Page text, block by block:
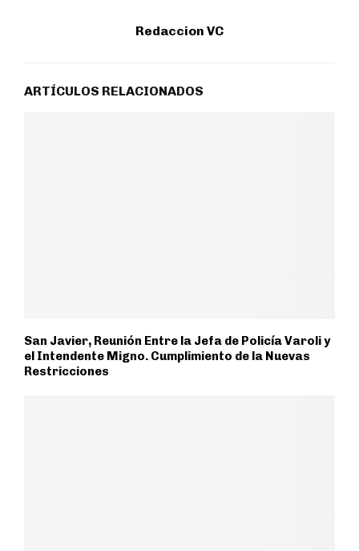
Redaccion VC
ARTÍCULOS RELACIONADOS
San Javier, Reunión Entre la Jefa de Policía Varoli y
el Intendente Migno. Cumplimiento de la Nuevas
Restricciones